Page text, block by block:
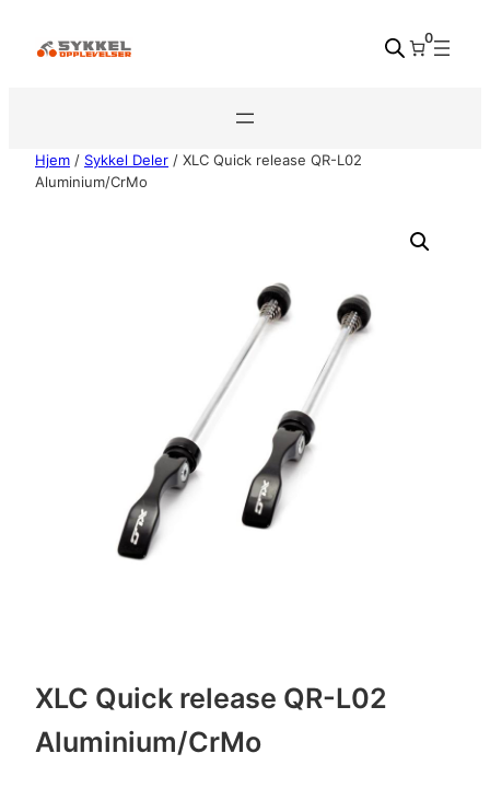
0
Hjem / Sykkel Deler / XLC Quick release QR-L02
Aluminium/CrMo
XLC Quick release QR-L02
Aluminium/CrMo